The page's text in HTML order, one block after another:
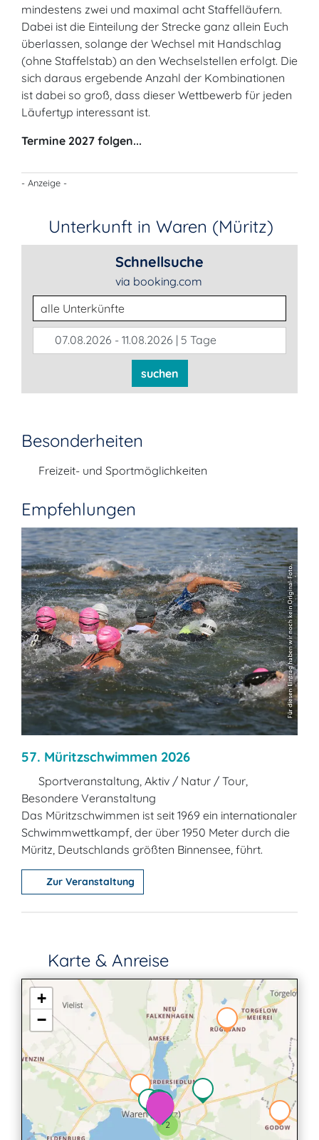
mindestens zwei und maximal acht Staffelläufern.
Dabei ist die Einteilung der Strecke ganz allein Euch
überlassen, solange der Wechsel mit Handschlag
(ohne Staffelstab) an den Wechselstellen erfolgt. Die
sich daraus ergebende Anzahl der Kombinationen
ist dabei so groß, dass dieser Wettbewerb für jeden
Läufertyp interessant ist.
Termine 2027 folgen...
- Anzeige -
Unterkunft in Waren (Müritz)
Schnellsuche
via booking.com
Unterkunftsart
07.08.2026 - 11.08.2026 | 5 Tage
suchen
Besonderheiten
Freizeit- und Sportmöglichkeiten
Empfehlungen
57. Müritzschwimmen 2026
Sportveranstaltung, Aktiv / Natur / Tour,
Besondere Veranstaltung
Das Müritzschwimmen ist seit 1969 ein internationaler
Schwimmwettkampf, der über 1950 Meter durch die
Müritz, Deutschlands größten Binnensee, führt.
Zur Veranstaltung
Karte & Anreise
2
+
−